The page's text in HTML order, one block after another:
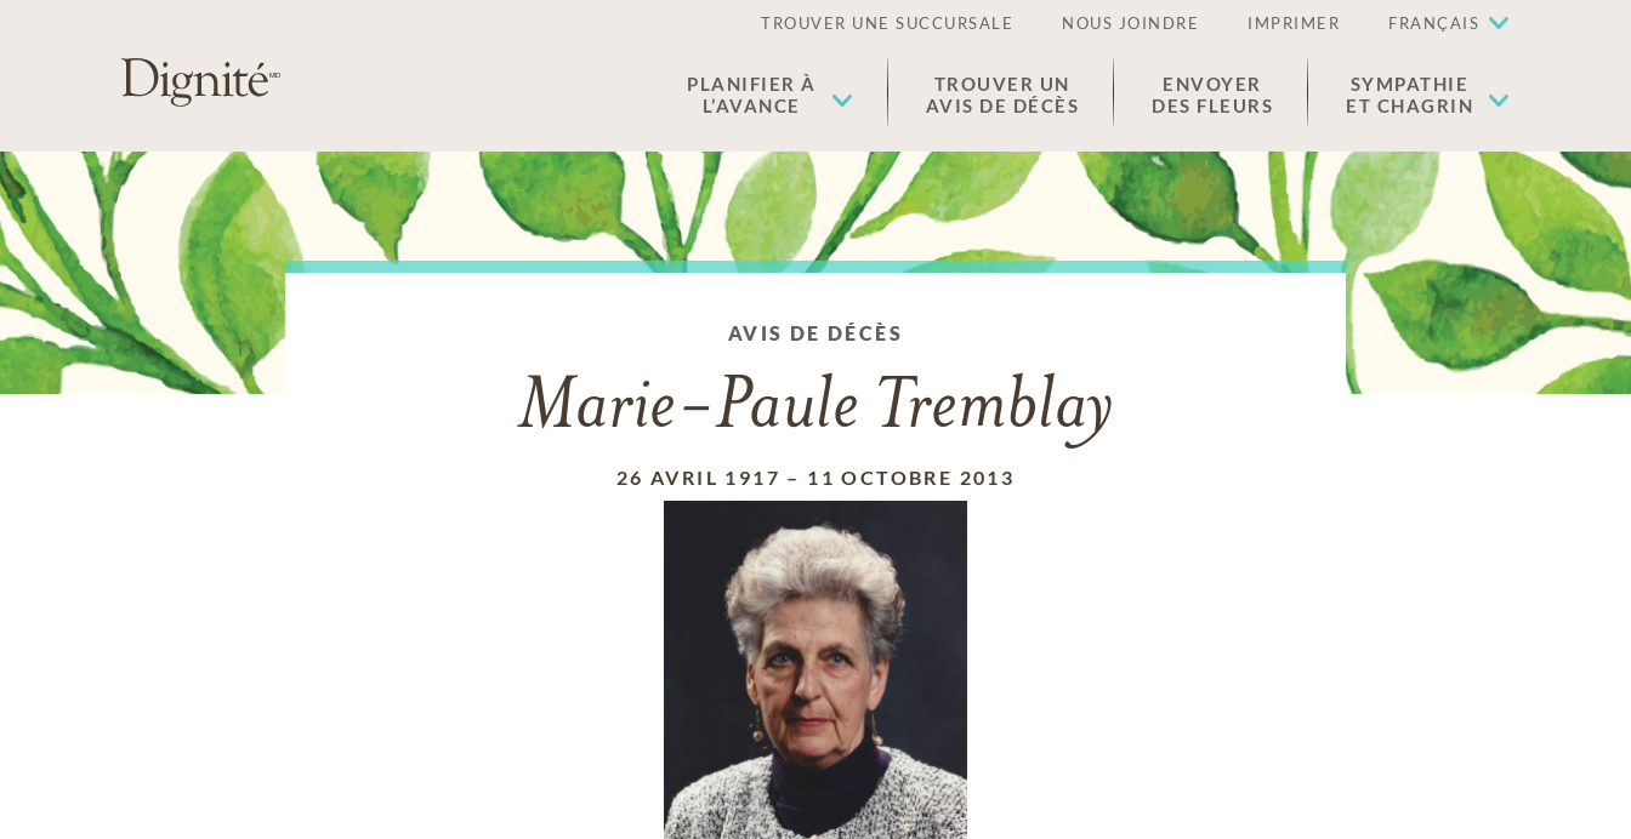
TROUVER UNE SUCCURSALE NOUS JOINDRE IMPRIMER FRANÇAIS
PLANIFIER À
L’AVANCE
TROUVER UN
AVIS DE DÉCÈS
ENVOYER
DES FLEURS
SYMPATHIE
ET CHAGRIN
AVIS DE DÉCÈS
Marie-Paule Tremblay
26 AVRIL 1917 – 11 OCTOBRE 2013